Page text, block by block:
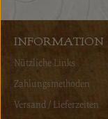
INFORMATION
Nützliche Links
Zahlungsmethoden
Versand / Lieferzeiten